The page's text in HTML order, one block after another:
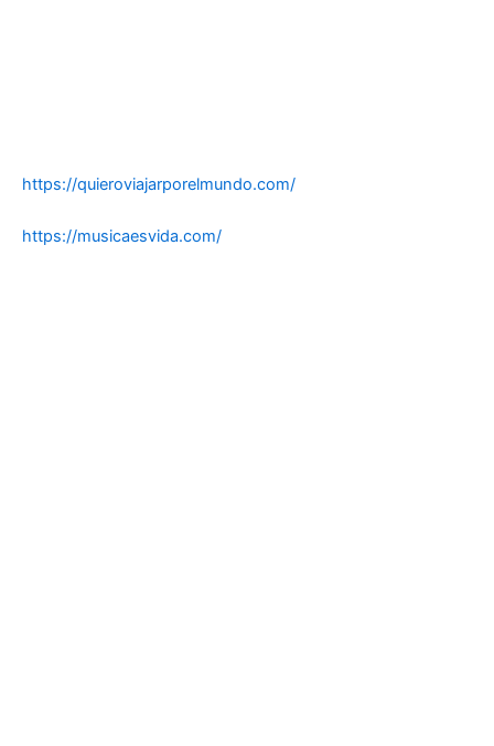
https://quieroviajarporelmundo.com/
https://musicaesvida.com/